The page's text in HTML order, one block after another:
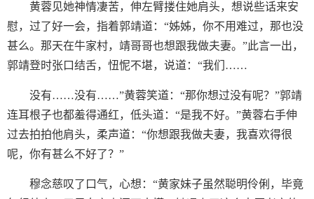
黄蓉见她神情凄苦，伸左臂搂住她肩头，想说些话来安
慰，过了好一会，指着郭靖道：“姊姊，你不用难过，那也没
甚么。那天在牛家村，靖哥哥也想跟我做夫妻。”此言一出，
郭靖登时张口结舌，忸怩不堪，说道：“我们……
没有……没有……”黄蓉笑道：“那你想过没有呢？”郭靖
连耳根子也都羞得通红，低头道：“是我不好。”黄蓉右手伸
过去拍拍他肩头，柔声道：“你想跟我做夫妻，我喜欢得很
呢，你有甚么不好了？”
穆念慈叹了口气，心想：“黄家妹子虽然聪明伶俐，毕竟